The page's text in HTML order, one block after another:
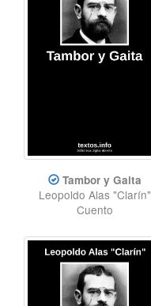
Tambor y Gaita
Leopoldo Alas "Clarín"
Cuento